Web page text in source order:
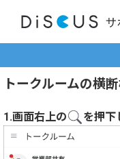
トークルームの横
1.画面右上の を押下